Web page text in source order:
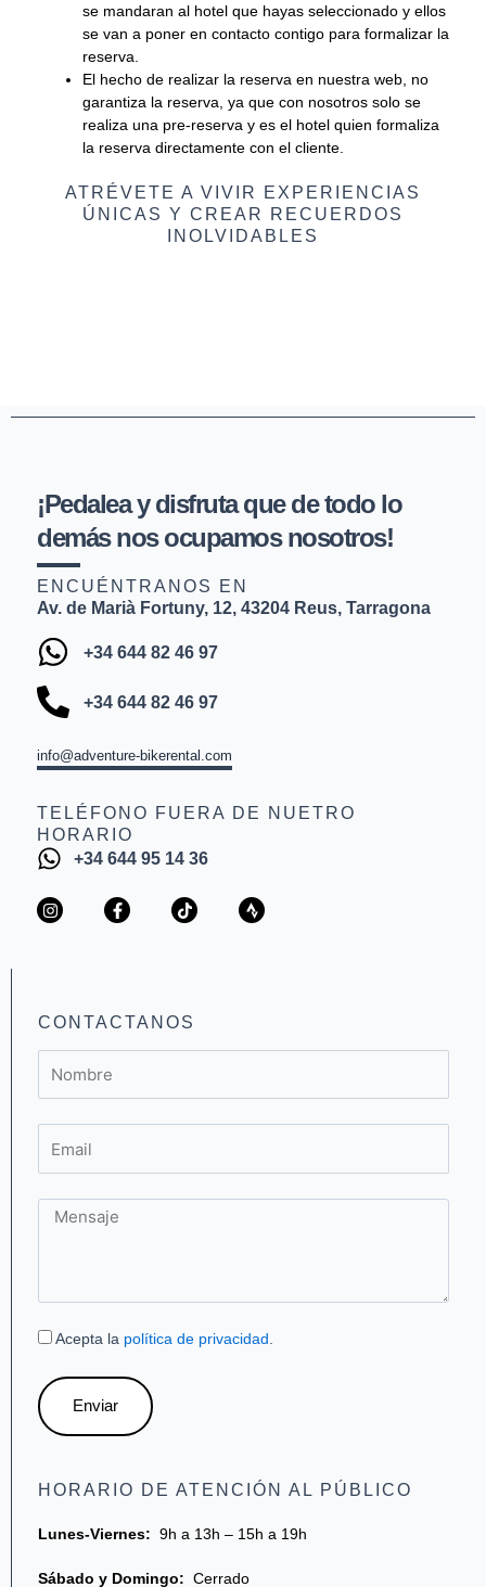
se mandaran al hotel que hayas seleccionado y ellos
se van a poner en contacto contigo para formalizar la
reserva.
El hecho de realizar la reserva en nuestra web, no
garantiza la reserva, ya que con nosotros solo se
realiza una pre-reserva y es el hotel quien formaliza
la reserva directamente con el cliente.
ATRÉVETE A VIVIR EXPERIENCIAS
ÚNICAS Y CREAR RECUERDOS
INOLVIDABLES​
¡Pedalea y disfruta que de todo lo
demás nos ocupamos nosotros!
ENCUÉNTRANOS EN
Av. de Marià Fortuny, 12, 43204 Reus, Tarragona
+34 644 82 46 97
+34 644 82 46 97
info@adventure-bikerental.com
TELÉFONO FUERA DE NUETRO
HORARIO
+34 644 95 14 36
I
n
a
m
F
a
k
-
f
T
i
S
t
CONTACTANOS
Mensaje
Acepta la política de privacidad
Enviar
HORARIO DE ATENCIÓN AL PÚBLICO
Lunes-Viernes: 9h a 13h – 15h a 19h
Sábado y Domingo: Cerrado